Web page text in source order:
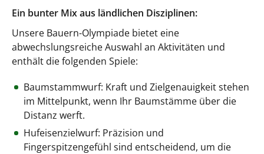
Ein bunter Mix aus ländlichen Disziplinen:
Unsere Bauern-Olympiade bietet eine
abwechslungsreiche Auswahl an Aktivitäten und
enthält die folgenden Spiele:
Baumstammwurf: Kraft und Zielgenauigkeit stehen
im Mittelpunkt, wenn Ihr Baumstämme über die
Distanz werft.
Hufeisenzielwurf: Präzision und
Fingerspitzengefühl sind entscheidend, um die